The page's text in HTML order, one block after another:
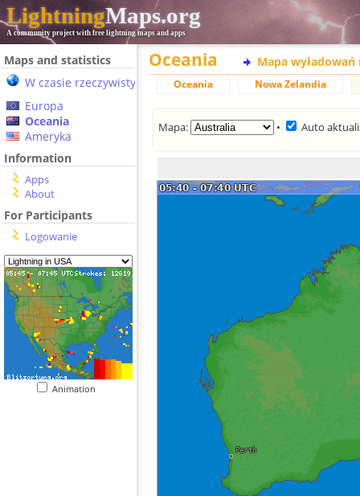
LightningMaps.org
A community project with free lightning maps and apps
Maps and statistics
W czasie rzeczywistym
Europa
Oceania
Ameryka
Information
Apps
About
For Participants
Logowanie
Animation
Oceania Mapa wyładowań
Oceania Nowa Zelandia
Mapa: • Auto